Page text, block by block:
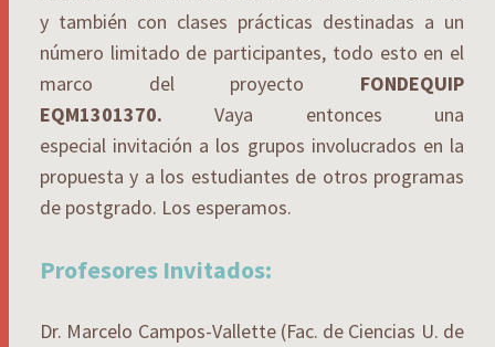
y también con clases prácticas destinadas a un
número limitado de participantes, todo esto en el
marco del proyecto FONDEQUIP
EQM1301370.Vaya entonces una
especial invitación a los grupos involucrados en la
propuesta y a los estudiantes de otros programas
de postgrado. Los esperamos.
Profesores Invitados:
Dr. Marcelo Campos-Vallette (Fac. de Ciencias U. de